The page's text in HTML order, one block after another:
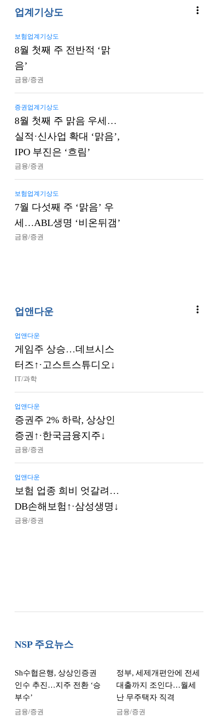
업계기상도 more_vert
보험업계기상도
8월 첫째 주 전반적 ‘맑
음’
금융/증권
증권업계기상도
8월 첫째 주 맑음 우세…
실적·신사업 확대 ‘맑음’,
IPO 부진은 ‘흐림’
금융/증권
보험업계기상도
7월 다섯째 주 ‘맑음’ 우
세…ABL생명 ‘비온뒤갬’
금융/증권
업앤다운 more_vert
업앤다운
게임주 상승…데브시스
터즈↑·고스트스튜디오↓
IT/과학
업앤다운
증권주 2% 하락, 상상인
증권↑·한국금융지주↓
금융/증권
업앤다운
보험 업종 희비 엇갈려…
DB손해보험↑·삼성생명↓
금융/증권
NSP 주요뉴스
Sh수협은행, 상상인증권
인수 추진…지주 전환 ‘승
부수’
금융/증권
정부, 세제개편안에 전세
대출까지 조인다…월세
난 무주택자 직격
금융/증권